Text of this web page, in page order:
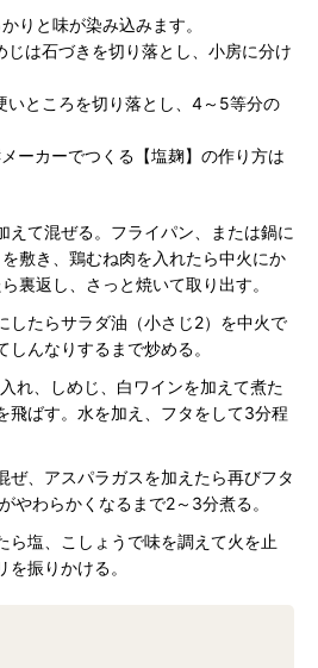
りと味が染み込みます。
じは石づきを切り落とし、小房に分け
いところを切り落とし、4～5等分の
ーカーでつくる【塩麹】の作り方は
えて混ぜる。フライパン、または鍋に
敷き、鶏むね肉を入れたら中火にか
裏返し、さっと焼いて取り出す。
したらサラダ油（小さじ2）を中火で
んなりするまで炒める。
れ、しめじ、白ワインを加えて煮た
飛ばす。水を加え、フタをして3分程
ぜ、アスパラガスを加えたら再びフタ
やわらかくなるまで2～3分煮る。
ら塩、こしょうで味を調えて火を止
振りかける。